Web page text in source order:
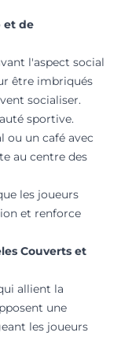
et de
l'aspect social
être imbriqués
socialiser.
sportive.
ou un café avec
au centre des
les joueurs
et renforce
Couverts et
allient la
une
les joueurs